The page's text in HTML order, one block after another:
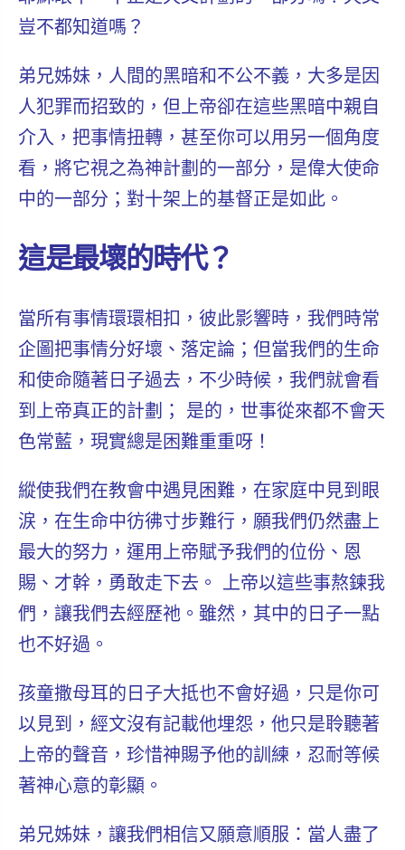
豈不都知道嗎？
弟兄姊妹，人間的黑暗和不公不義，大多是因
人犯罪而招致的， 但上帝卻在這些黑暗中親自
介入，把事情扭轉，甚至你可以用另一個角度
看，將它視之為神計劃的一部分，是偉大使命
中的一部分 ；對十架上的基督正是如此。
這是最壞的時代？
當所有事情環環相扣，彼此影響時，我們時常
企圖把事情分好壞、落定論； 但當我們的生命
和使命隨著日子過去，不少時候，我們就會看
到上帝真正的計劃 ； 是的，世事從來都不會天
色常藍，現實總是困難重重呀！
縱使我們在教會中遇見困難，在家庭中見到眼
涙，在生命中彷彿寸步難行，願我們仍然盡上
最大的努力，運用上帝賦予我們的位份、恩
賜、才幹，勇敢走下去。 上帝以這些事熬鍊我
們，讓我們去經歷祂。雖然，其中的日子一點
也不好過。
孩童撒母耳的日子大抵也不會好過，只是你可
以見到，經文沒有記載他埋怨，他只是聆聽著
上帝的聲音，珍惜神賜予他的訓練，忍耐等候
著神心意的彰顯。
弟兄姊妹，讓我們相信又願意順服：當人盡了